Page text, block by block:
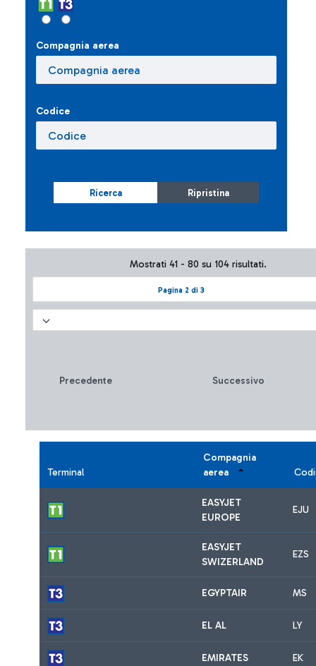
Compagnia aerea
Codice
Ricerca Ripristina
Pagina 2 di 3
Mostrati 41 - 80 su 104 risultati.
Precedente Successivo
Terminal
Compagnia
aerea
EASYJET
EUROPE
EJU
EASYJET
SWIZERLAND
EZS
EGYPTAIR MS
EL AL LY
EMIRATES EK